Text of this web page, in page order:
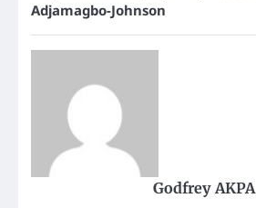
Adjamagbo-Johnson
Godfrey AKPA